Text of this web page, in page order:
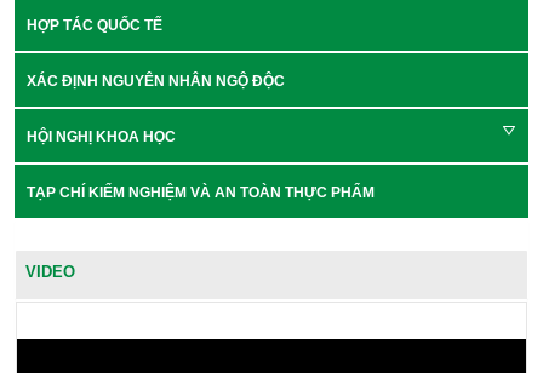
HỢP TÁC QUỐC TẾ
XÁC ĐỊNH NGUYÊN NHÂN NGỘ ĐỘC
HỘI NGHỊ KHOA HỌC
TẠP CHÍ KIỂM NGHIỆM VÀ AN TOÀN THỰC PHẨM
VIDEO